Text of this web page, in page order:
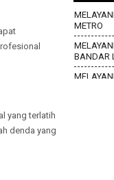
yang terlatih
denda yang
METRO
BANDAR